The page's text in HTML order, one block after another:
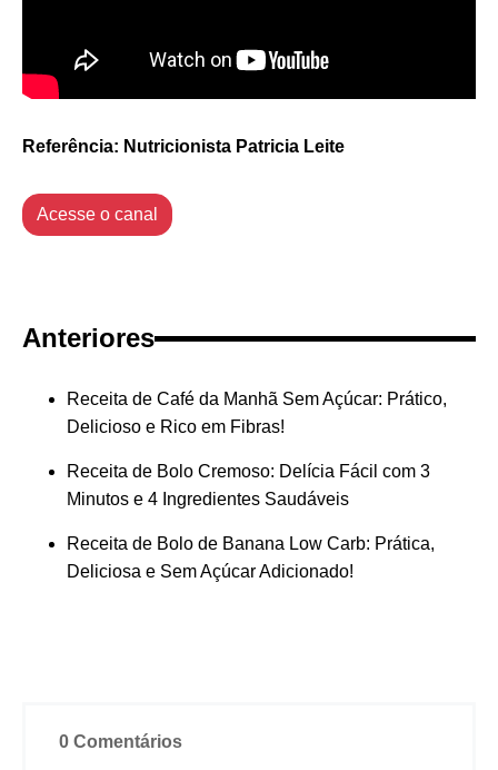
Referência: Nutricionista Patricia Leite
Acesse o canal
Anteriores
Receita de Café da Manhã Sem Açúcar: Prático,
Delicioso e Rico em Fibras!
Receita de Bolo Cremoso: Delícia Fácil com 3
Minutos e 4 Ingredientes Saudáveis
Receita de Bolo de Banana Low Carb: Prática,
Deliciosa e Sem Açúcar Adicionado!
0 Comentários